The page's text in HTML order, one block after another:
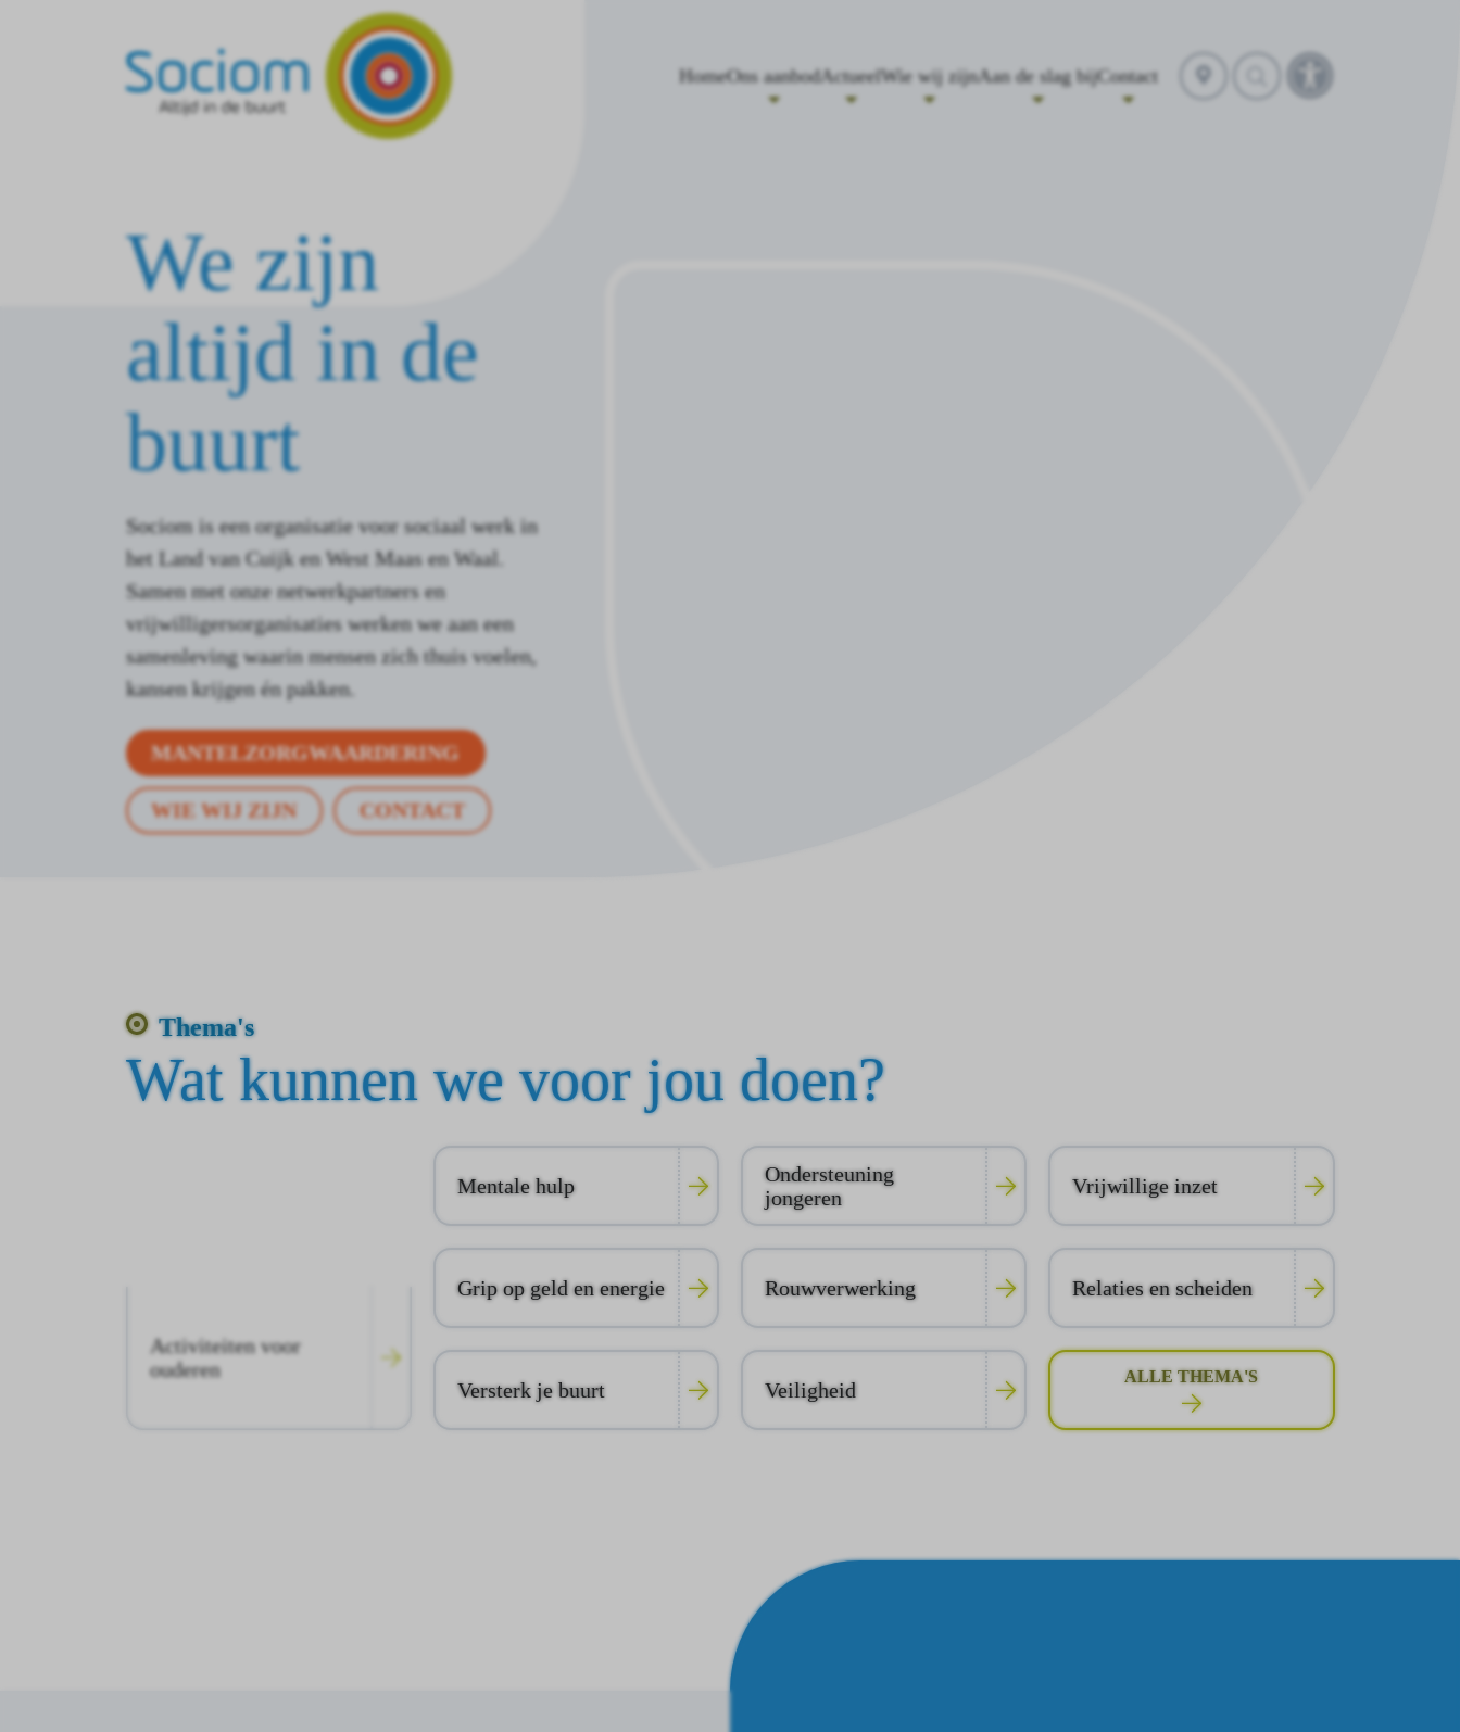
HomeOns aanbodActueelWie wij zijnAan de slag bijContact
We zijn
altijd in de
buurt
Sociom is een organisatie voor sociaal werk in
het Land van Cuijk en West Maas en Waal.
Samen met onze netwerkpartners en
vrijwilligersorganisaties werken we aan een
samenleving waarin mensen zich thuis voelen,
kansen krijgen én pakken.
MANTELZORGWAARDERING
WIE WIJ ZIJN CONTACT
Thema's
Wat kunnen we voor jou doen?
Activiteiten voor
ouderen
Mentale hulp
Ondersteuning
jongeren
Vrijwillige inzet
Grip op geld en energie Rouwverwerking Relaties en scheiden
Versterk je buurt Veiligheid
ALLE THEMA'S